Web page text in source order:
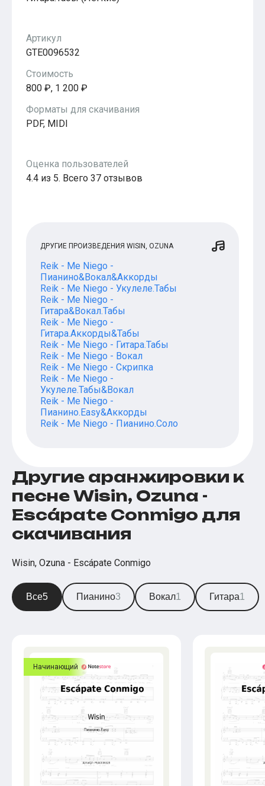
Артикул
GTE0096532
Стоимость
800 ₽, 1 200 ₽
Форматы для скачивания
PDF, MIDI
Оценка пользователей
4.4 из 5. Всего 37 отзывов
ДРУГИЕ ПРОИЗВЕДЕНИЯ WISIN, OZUNA
Reik - Me Niego -
Пианино&Вокал&Аккорды
Reik - Me Niego - Укулеле.Табы
Reik - Me Niego -
Гитара&Вокал.Табы
Reik - Me Niego -
Гитара.Аккорды&Табы
Reik - Me Niego - Гитара.Табы
Reik - Me Niego - Вокал
Reik - Me Niego - Скрипка
Reik - Me Niego -
Укулеле.Табы&Вокал
Reik - Me Niego -
Пианино.Easy&Аккорды
Reik - Me Niego - Пианино.Соло
Другие аранжировки к
песне Wisin, Ozuna -
Escápate Conmigo для
скачивания
Wisin, Ozuna - Escápate Conmigo
Все5 Пианино3 Вокал1 Гитара1
Начинающий